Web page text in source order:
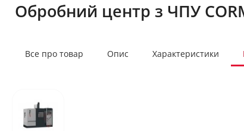
Обробний центр з ЧПУ
Все про товар Опис Характеристики